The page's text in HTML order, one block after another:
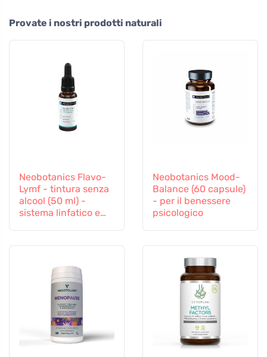
Provate i nostri prodotti naturali
Neobotanics Flavo-
Lymf - tintura senza
alcool (50 ml) -
sistema linfatico e
Neobotanics Mood-
Balance (60 capsule)
- per il benessere
psicologico